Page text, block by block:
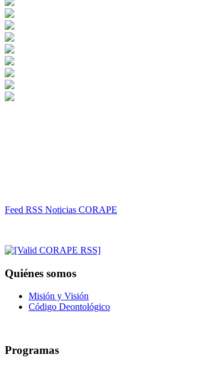
Feed RSS Noticias CORAPE
Quiénes somos
Misión y Visión
Código Deontológico
Programas